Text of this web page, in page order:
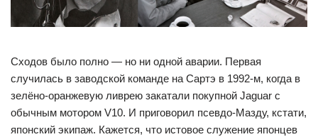
Сходов было полно — но ни одной аварии. Первая
случилась в заводской команде на Сартэ в 1992-м, когда в
зелёно-оранжевую ливрею закатали покупной Jaguar c
обычным мотором V10. И приговорил псевдо-Мазду, кстати,
японский экипаж. Кажется, что истовое служение японцев